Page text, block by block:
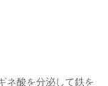
ネ酸を分泌して鉄を